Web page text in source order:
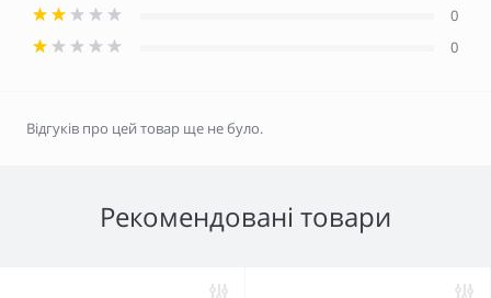
0
0
Відгуків про цей товар ще не було.
Рекомендовані товари